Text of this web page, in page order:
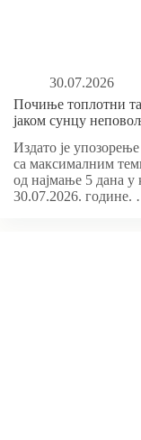
30.07.2026
Почиње топлотни
јаком сунцу
Издато је
са максималним
од најмање 5 дана у
30.07.2026. године.